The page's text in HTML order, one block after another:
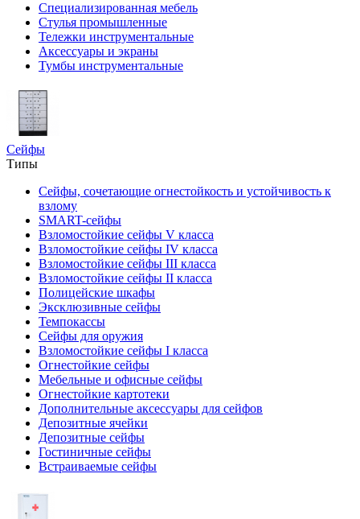
Специализированная мебель
Стулья промышленные
Тележки инструментальные
Аксессуары и экраны
Тумбы инструментальные
Сейфы
Типы
Сейфы, сочетающие огнестойкость и устойчивость к
взлому
SMART-сейфы
Взломостойкие сейфы V класса
Взломостойкие сейфы IV класса
Взломостойкие сейфы III класса
Взломостойкие сейфы II класса
Полицейские шкафы
Эксклюзивные сейфы
Темпокассы
Сейфы для оружия
Взломостойкие сейфы I класса
Огнестойкие сейфы
Мебельные и офисные сейфы
Огнестойкие картотеки
Дополнительные аксессуары для сейфов
Депозитные ячейки
Депозитные сейфы
Гостиничные сейфы
Встраиваемые сейфы